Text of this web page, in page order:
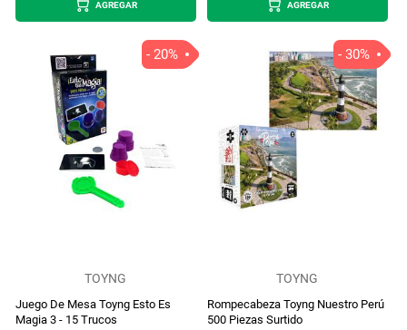
AGREGAR AGREGAR
TOYNG
Juego De Mesa Toyng Esto Es
Magia 3 - 15 Trucos
- 20%
TOYNG
Rompecabeza Toyng Nuestro Perú
500 Piezas Surtido
- 30%